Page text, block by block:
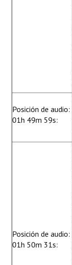
Posición de audio:
01h 49m 59s:
Posición de audio:
01h 50m 31s: